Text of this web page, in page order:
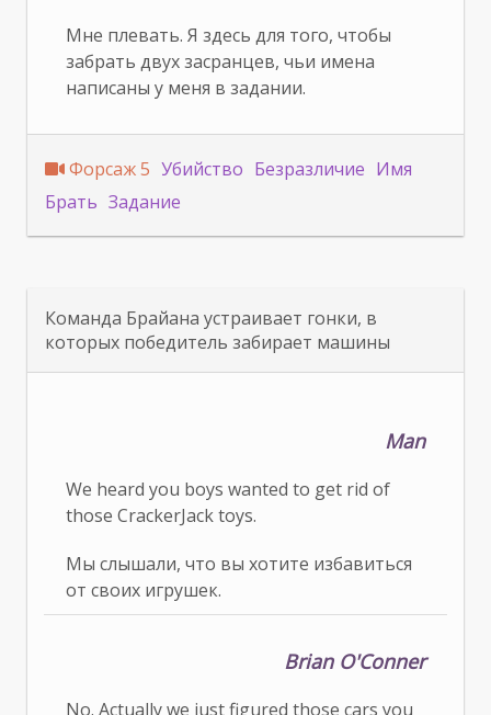
Мне плевать. Я здесь для того, чтобы
забрать двух засранцев, чьи имена
написаны у меня в задании.
Форсаж 5 Убийство Безразличие Имя
Брать Задание
Команда Брайана устраивает гонки, в
которых победитель забирает машины
Man
We heard you boys wanted to get rid of
those CrackerJack toys.
Мы слышали, что вы хотите избавиться
от своих игрушек.
Brian O'Conner
No. Actually we just figured those cars you